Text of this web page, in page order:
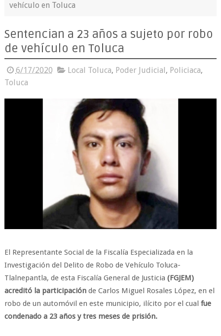
vehículo en Toluca
Sentencian a 23 años a sujeto por robo
de vehículo en Toluca
6/17/2020 Local Toluca, Poder Judicial, Policiaca,
Toluca
El Representante Social de la Fiscalía Especializada en la
Investigación del Delito de Robo de Vehículo Toluca-
Tlalnepantla, de esta Fiscalía General de Justicia (FGJEM)
acreditó la participaciónde Carlos Miguel Rosales López, en el
robo de un automóvil en este municipio, ilícito por el cual fue
condenado a 23 años y tres meses de prisión.